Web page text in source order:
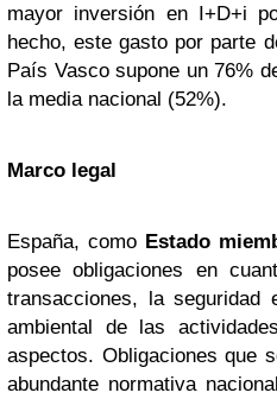
mayor inversión en I+D+i
hecho, este gasto por parte
País Vasco supone un 76%
la media nacional (52%).
Marco legal
España, como Estado
posee obligaciones en
transacciones, la
ambiental de las
aspectos. Obligaciones que
abundante normativa